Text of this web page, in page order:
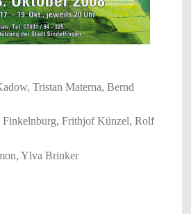
Tristan Materna, Bernd
Frithjof Künzel, Rolf
Ylva Brinker